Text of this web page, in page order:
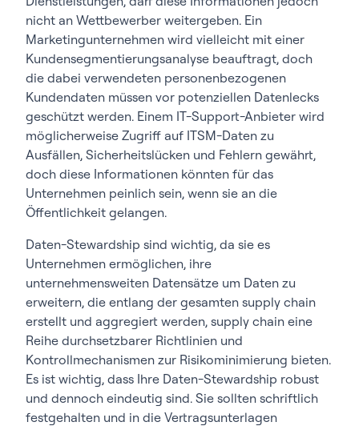
nicht an Wettbewerber weitergeben. Ein
Marketingunternehmen wird vielleicht mit einer
Kundensegmentierungsanalyse beauftragt, doch
die dabei verwendeten personenbezogenen
Kundendaten müssen vor potenziellen Datenlecks
geschützt werden. Einem IT-Support-Anbieter wird
möglicherweise Zugriff auf ITSM-Daten zu
Ausfällen, Sicherheitslücken und Fehlern gewährt,
doch diese Informationen könnten für das
Unternehmen peinlich sein, wenn sie an die
Öffentlichkeit gelangen.
Daten-Stewardship sind wichtig, da sie es
Unternehmen ermöglichen, ihre
unternehmensweiten Datensätze um Daten zu
erweitern, die entlang der gesamten supply chain
erstellt und aggregiert werden, supply chain eine
Reihe durchsetzbarer Richtlinien und
Kontrollmechanismen zur Risikominimierung bieten.
Es ist wichtig, dass Ihre Daten-Stewardship robust
und dennoch eindeutig sind. Sie sollten schriftlich
festgehalten und in die Vertragsunterlagen